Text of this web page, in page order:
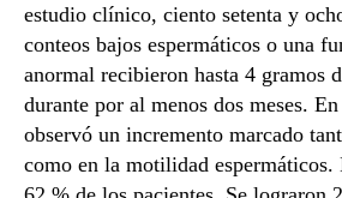
estudio clínico, ciento setenta y
conteos bajos espermáticos o una
anormal recibieron hasta 4 gramos
durante por al menos dos meses.
observó un incremento marcado
como en la motilidad espermáticos.